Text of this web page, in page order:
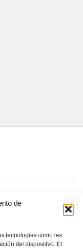
de
tecnologías como las
del dispositivo. El